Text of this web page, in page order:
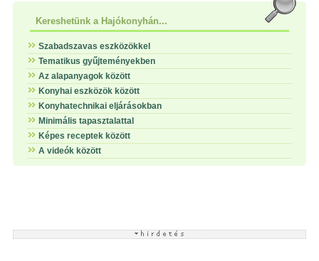
Kereshetünk a Hajókonyhán...
Szabadszavas eszközökkel
Tematikus gyűjteményekben
Az alapanyagok között
Konyhai eszközök között
Konyhatechnikai eljárásokban
Minimális tapasztalattal
Képes receptek között
A videók között